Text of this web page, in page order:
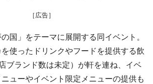
［広告］
国」をテーマに展開する同イベント。
使ったドリンクやフードを提供する飲
ブランド数は未定）が軒を連ね、イベ
ューやイベント限定メニューの提供も